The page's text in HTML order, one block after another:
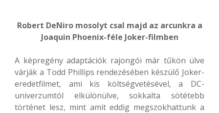
Robert DeNiro mosolyt csal majd az arcunkra a
Joaquin Phoenix-féle Joker-filmben
A képregény adaptációk rajongói már tűkön ülve
várják a Todd Phillips rendezésében készülő Joker-
eredetfilmet, ami kis költségvetésével, a DC-
univerzumtól elkülönülve, sokkalta sötétebb
történet lesz, mint amit eddig megszokhattunk a